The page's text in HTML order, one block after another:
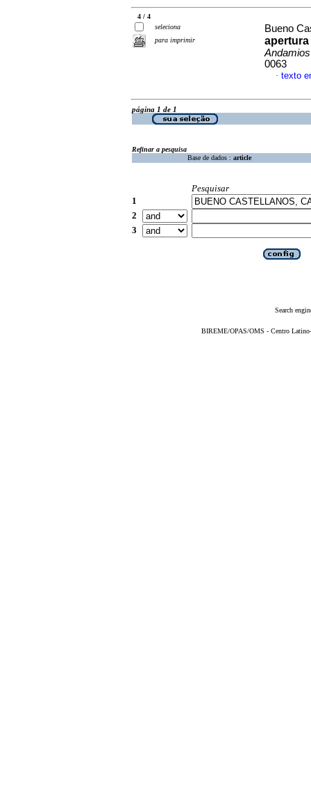
4 / 4
seleciona
para imprimir
Bueno
Andamios
0063
· texto
página 1 de 1
Refinar a pesquisa
Base de dados : article
Pesquisar
1
2
3
Search
BIREME/OPAS/OMS - Centro Latino-